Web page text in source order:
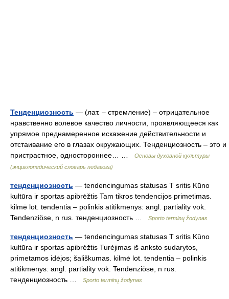
Тенденциозность — (лат. – стремление) – отрицательное
нравственно волевое качество личности, проявляющееся как
упрямое преднамеренное искажение действительности и
отстаивание его в глазах окружающих. Тенденциозность – это и
пристрастное, одностороннее… …
Основы духовной культуры
(энциклопедический словарь педагога)
тенденциозность — tendencingumas statusas T sritis Kūno
kultūra ir sportas apibrėžtis Tam tikros tendencijos primetimas.
kilmė lot. tendentia – polinkis atitikmenys: angl. partiality vok.
Tendenziöse, n rus. тенденциозность …
Sporto terminų žodynas
тенденциозность — tendencingumas statusas T sritis Kūno
kultūra ir sportas apibrėžtis Turėjimas iš anksto sudarytos,
primetamos idėjos; šališkumas. kilmė lot. tendentia – polinkis
atitikmenys: angl. partiality vok. Tendenziöse, n rus.
тенденциозность …
Sporto terminų žodynas